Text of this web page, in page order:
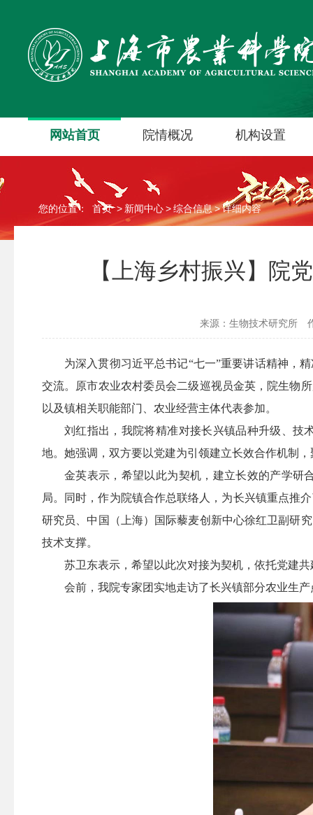
网站首页 院情概况 机构设置
您的位置： 首页> 新闻中心>综合信息>详细内容
【上海乡村振兴】院
来源：生物技术研究所
为深入贯彻习近平总书记“七一”重要讲话精神，
交流。原市农业农村委员会二级巡视员金英，院生物
以及镇相关职能部门、农业经营主体代表参加。
刘红指出，我院将精准对接长兴镇品种升级、技
地。她强调，双方要以党建为引领建立长效合作机制
金英表示，希望以此为契机，建立长效的产学研
局。同时，作为院镇合作总联络人，为长兴镇重点推
研究员、中国（上海）国际藜麦创新中心徐红卫副研
技术支撑。
苏卫东表示，希望以此次对接为契机，依托党建
会前，我院专家团实地走访了长兴镇部分农业生